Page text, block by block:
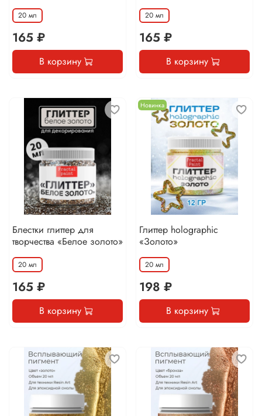
20 мл
165 ₽
В корзину
20 мл
165 ₽
В корзину
Блестки глиттер для
творчества «Белое золото»
20 мл
165 ₽
В корзину
Новинка
Глиттер holographic
«Золото»
20 мл
198 ₽
В корзину